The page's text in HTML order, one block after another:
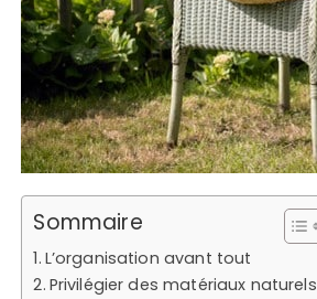
Sommaire
L’organisation avant tout
Privilégier des matériaux naturels